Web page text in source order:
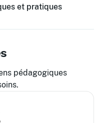
et pratiques
pédagogiques